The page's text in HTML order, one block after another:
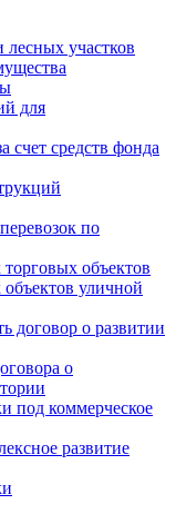
участков
для
счет средств фонда
по
объектов
уличной
договор о развитии
о
под коммерческое
развитие